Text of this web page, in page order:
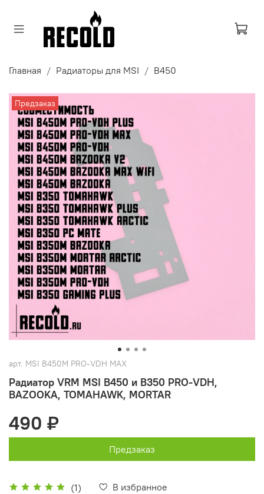
Главная Радиаторы для MSI B450
Предзаказ
арт. MSI B450M PRO-VDH MAX
Радиатор VRM MSI B450 и B350 PRO-VDH,
BAZOOKA, TOMAHAWK, MORTAR
(1) В избранное
490 ₽
Предзаказ